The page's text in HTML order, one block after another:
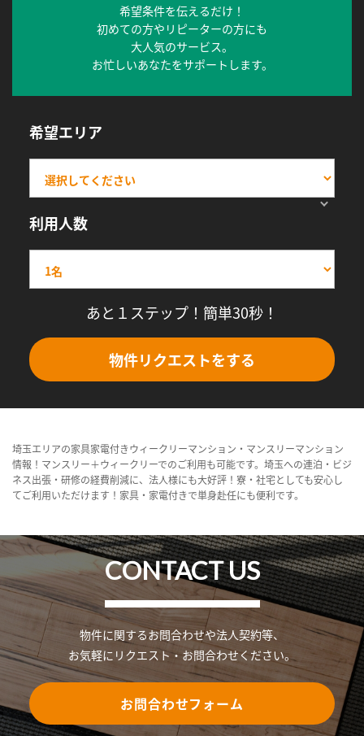
希望条件を伝えるだけ！
初めての方やリピーターの方にも
大人気のサービス。
お忙しいあなたをサポートします。
希望エリア
利用人数
あと１ステップ！簡単30秒！
物件リクエストをする
埼玉エリアの家具家電付きウィークリーマンション・マンスリーマンション
情報！マンスリー＋ウィークリーでのご利用も可能です。埼玉への連泊・ビジ
ネス出張・研修の経費削減に、法人様にも大好評！寮・社宅としても安心し
てご利用いただけます！家具・家電付きで単身赴任にも便利です。
CONTACT US
物件に関するお問合わせや法人契約等、
お気軽にリクエスト・お問合わせください。
お問合わせフォーム